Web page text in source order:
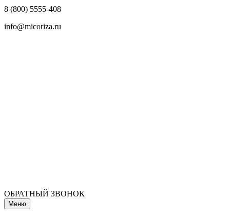
8 (800) 5555-408
info@micoriza.ru
ОБРАТНЫЙ ЗВОНОК
Меню